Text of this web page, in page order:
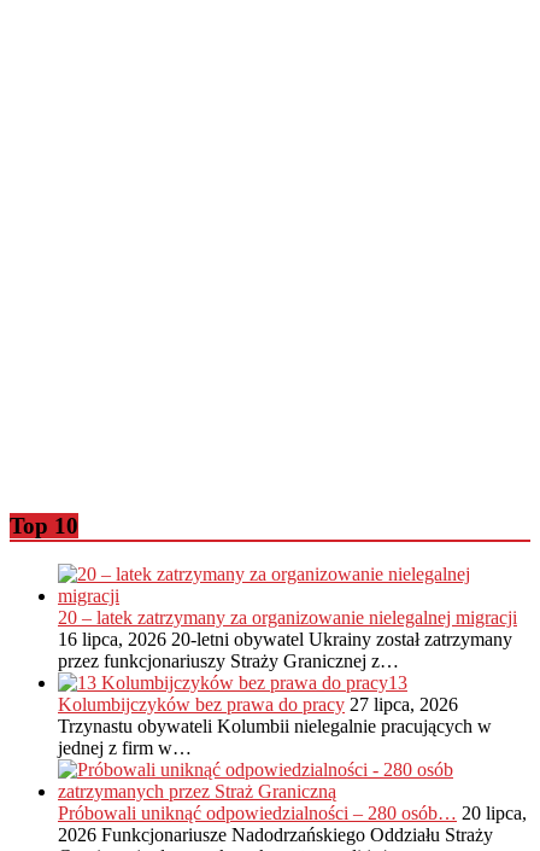
Top 10
20 – latek zatrzymany za organizowanie nielegalnej migracji
16 lipca, 2026 20-letni obywatel Ukrainy został zatrzymany
przez funkcjonariuszy Straży Granicznej z…
13
Kolumbijczyków bez prawa do pracy 27 lipca, 2026
Trzynastu obywateli Kolumbii nielegalnie pracujących w
jednej z firm w…
Próbowali uniknąć odpowiedzialności – 280 osób… 20 lipca,
2026 Funkcjonariusze Nadodrzańskiego Oddziału Straży